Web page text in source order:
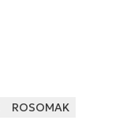
ROSOMAK